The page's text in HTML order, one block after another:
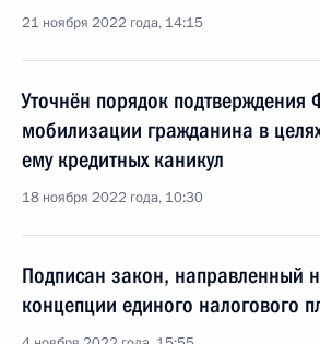
21 ноября 2022 года, 14:15
Уточнён порядок
мобилизации гражданина в
ему кредитных каникул
18 ноября 2022 года, 10:30
Подписан закон, направленный
концепции единого налогового